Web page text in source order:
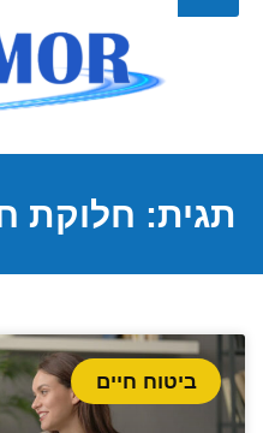
תגית: חלוקת
ביטוח חיים